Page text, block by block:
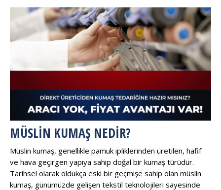
MÜSLIN KUMAŞ NEDIR?
Müslin kumaş, genellikle pamuk ipliklerinden üretilen, hafif
ve hava geçirgen yapıya sahip doğal bir kumaş türüdür.
Tarihsel olarak oldukça eski bir geçmişe sahip olan müslin
kumaş, günümüzde gelişen tekstil teknolojileri sayesinde